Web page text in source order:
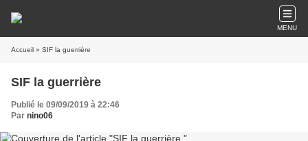
MENU
Accueil » SIF la guerrière
SIF la guerrière
Publié le 09/09/2019 à 22:46
Par nino06